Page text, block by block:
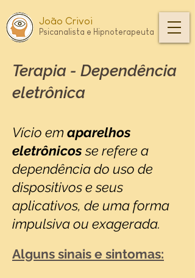
João Crivoi
Psicanalista e Hipnoterapeuta
Terapia - Dependência
eletrônica
Vício emaparelhos
eletrônicosse refere a
dependência do uso de
dispositivos e seus
aplicativos, de uma forma
impulsiva ou exagerada.
Alguns sinais e sintomas: